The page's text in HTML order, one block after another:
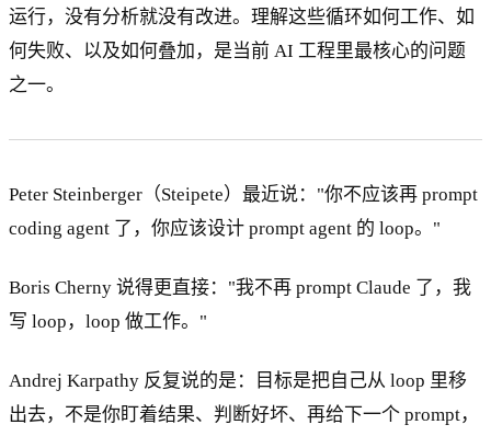
运行，没有分析就没有改进。理解这些循环如何工作、如
何失败、以及如何叠加，是当前 AI 工程里最核心的问题
之一。
Peter Steinberger（Steipete）最近说："你不应该再 prompt
coding agent 了，你应该设计 prompt agent 的 loop。"
Boris Cherny 说得更直接："我不再 prompt Claude 了，我
写 loop，loop 做工作。"
Andrej Karpathy 反复说的是：目标是把自己从 loop 里移
出去，不是你盯着结果、判断好坏、再给下一个 prompt，